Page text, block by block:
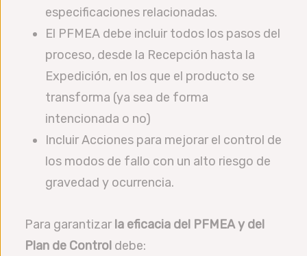
especificaciones relacionadas.
El PFMEA debe incluir todos los pasos del
proceso, desde la Recepción hasta la
Expedición, en los que el producto se
transforma (ya sea de forma
intencionada o no)
Incluir Acciones para mejorar el control de
los modos de fallo con un alto riesgo de
gravedad y ocurrencia.
Para garantizar la eficacia del PFMEA y del
Plan de Control debe: